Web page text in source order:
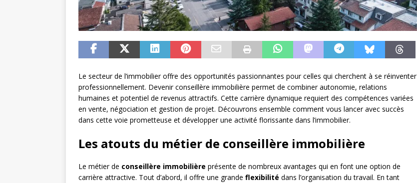
Le secteur de l’immobilier offre des opportunités passionnantes pour celles qui cherchent à se réinventer
professionnellement. Devenir conseillère immobilière permet de combiner autonomie, relations
humaines et potentiel de revenus attractifs. Cette carrière dynamique requiert des compétences variées
en vente, négociation et gestion de projet. Découvrons ensemble comment vous lancer avec succès
dans cette voie prometteuse et développer une activité florissante dans l’immobilier.
Les atouts du métier de conseillère immobilière
Le métier de conseillère immobilière présente de nombreux avantages qui en font une option de
carrière attractive. Tout d’abord, il offre une grande flexibilité dans l’organisation du travail. En tant